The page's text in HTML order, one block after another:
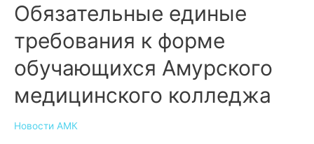
Обязательные единые
требования к форме
обучающихся Амурского
медицинского колледжа
Новости АМК